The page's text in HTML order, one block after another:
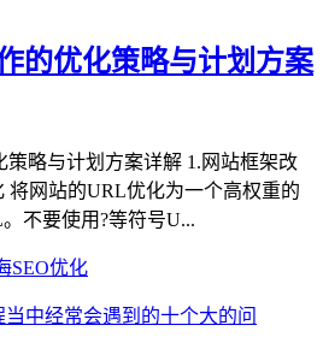
的优化策略与计划方案
策略与计划方案详解 1.网站框架改
将网站的URL优化为一个高权重的
不要使用?等符号U...
SEO优化